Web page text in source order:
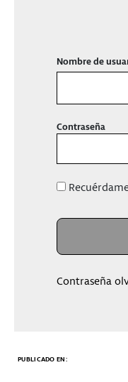
Nombre de
Contraseña
Contraseña
PUBLICADO EN: